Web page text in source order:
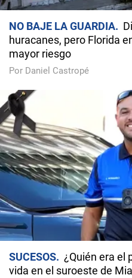
NO BAJE LA GUARDIA
huracanes, pero Florida
mayor riesgo
Por Daniel Castropé
SUCESOS
¿Quién era el
vida en el suroeste de